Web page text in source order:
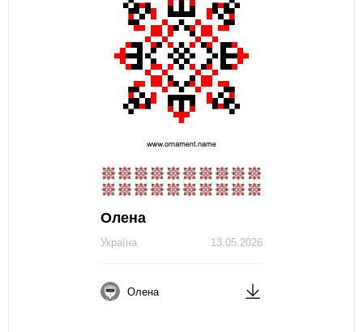
Олена
13.05.2026
Україна
Олена